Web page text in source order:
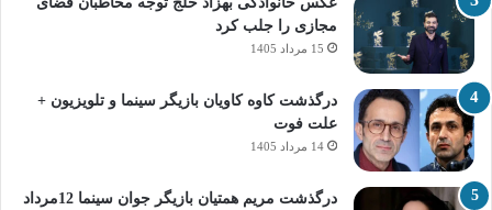
مجازی را جلب کرد
15 مرداد 1405
درگذشت کاوه کاویان بازیگر سینما و تلویزیون +
علت فوت
14 مرداد 1405
درگذشت مریم همتیان بازیگر جوان سینما 12مرداد